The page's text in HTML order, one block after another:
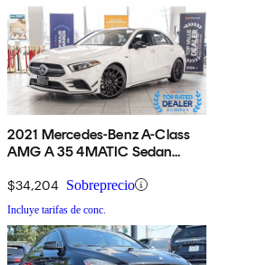
2021 Mercedes-Benz A-Class
AMG A 35 4MATIC Sedan
$34,204 Sobreprecio
Incluye tarifas de conc.